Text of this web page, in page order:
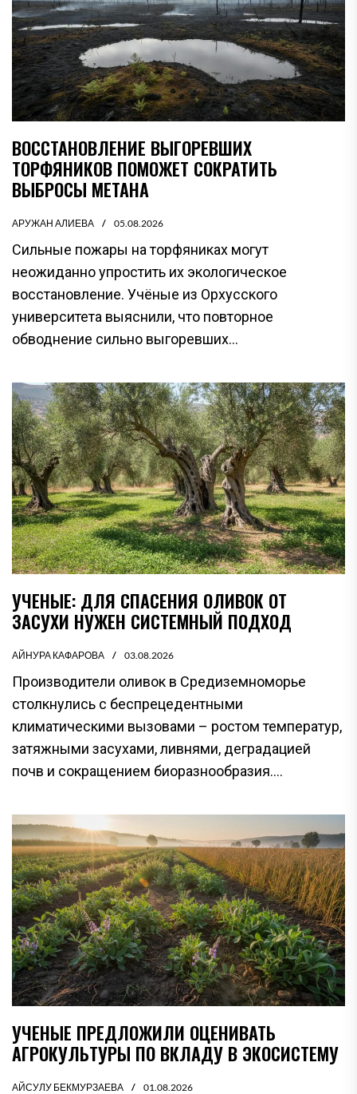
ВОССТАНОВЛЕНИЕ ВЫГОРЕВШИХ
ТОРФЯНИКОВ ПОМОЖЕТ СОКРАТИТЬ
ВЫБРОСЫ МЕТАНА
АРУЖАН АЛИЕВА 05.08.2026
Сильные пожары на торфяниках могут
неожиданно упростить их экологическое
восстановление. Учёные из Орхусского
университета выяснили, что повторное
обводнение сильно выгоревших...
УЧЕНЫЕ: ДЛЯ СПАСЕНИЯ ОЛИВОК ОТ
ЗАСУХИ НУЖЕН СИСТЕМНЫЙ ПОДХОД
АЙНУРА КАФАРОВА 03.08.2026
Производители оливок в Средиземноморье
столкнулись с беспрецедентными
климатическими вызовами – ростом температур,
затяжными засухами, ливнями, деградацией
почв и сокращением биоразнообразия....
УЧЕНЫЕ ПРЕДЛОЖИЛИ ОЦЕНИВАТЬ
АГРОКУЛЬТУРЫ ПО ВКЛАДУ В ЭКОСИСТЕМУ
АЙСУЛУ БЕКМУРЗАЕВА 01.08.2026